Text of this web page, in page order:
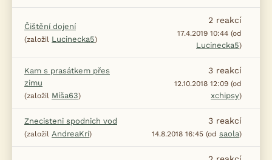
Čištění dojení
(založil Lucinecka5)
2 reakcí
17.4.2019 10:44 (od
Lucinecka5)
Kam s prasátkem přes
zimu
(založil Míša63)
3 reakcí
12.10.2018 12:09 (od
xchipsy)
Znecisteni spodnich vod
(založil AndreaKri)
3 reakcí
14.8.2018 16:45 (od saola)